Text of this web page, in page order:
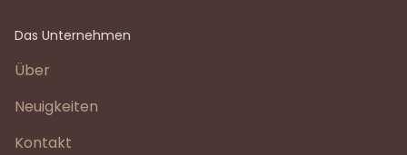
Das Unternehmen
Über
Neuigkeiten
Kontakt